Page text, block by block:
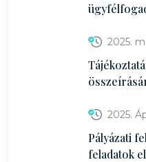
2025.
2025.
Pályázati
feladatok